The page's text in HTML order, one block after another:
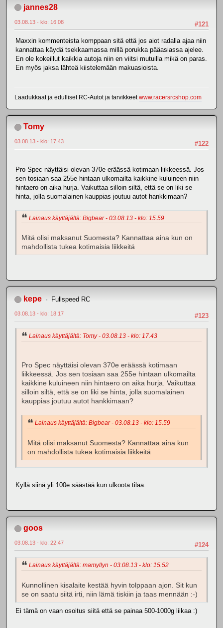
jannes28
#121
03.08.13 - klo: 16.08
Maxxin kommenteista komppaan sitä että jos aiot radalla ajaa niin
kannattaa käydä tsekkaamassa millä porukka pääasiassa ajelee.
En ole kokeillut kaikkia autoja niin en viitsi mutuilla mikä on paras.
En myös jaksa lähteä kiistelemään makuasioista.
Laadukkaat ja edulliset RC-Autot ja tarvikkeetwww.racersrcshop.com
Tomy
#122
03.08.13 - klo: 17.43
Pro Spec näyttäisi olevan 370e eräässä kotimaan liikkeessä. Jos
sen tosiaan saa 255e hintaan ulkomailta kaikkine kuluineen niin
hintaero on aika hurja. Vaikuttaa silloin siltä, että se on liki se
hinta, jolla suomalainen kauppias joutuu autot hankkimaan?
Lainaus käyttäjältä: Bigbear - 03.08.13 - klo: 15.59
Mitä olisi maksanut Suomesta? Kannattaa aina kun on
mahdollista tukea kotimaisia liikkeitä
kepe Fullspeed RC
#123
03.08.13 - klo: 18.17
Lainaus käyttäjältä: Tomy - 03.08.13 - klo: 17.43
Pro Spec näyttäisi olevan 370e eräässä kotimaan
liikkeessä. Jos sen tosiaan saa 255e hintaan ulkomailta
kaikkine kuluineen niin hintaero on aika hurja. Vaikuttaa
silloin siltä, että se on liki se hinta, jolla suomalainen
kauppias joutuu autot hankkimaan?
Lainaus käyttäjältä: Bigbear - 03.08.13 - klo: 15.59
Mitä olisi maksanut Suomesta? Kannattaa aina kun
on mahdollista tukea kotimaisia liikkeitä
Kyllä siinä yli 100e säästää kun ulkoota tilaa.
goos
#124
03.08.13 - klo: 22.47
Lainaus käyttäjältä: mamyllyn - 03.08.13 - klo: 15.52
Kunnollinen kisalaite kestää hyvin tolppaan ajon. Sit kun
se on saatu siitä irti, niin lämä tiskiin ja taas mennään :-)
Ei tämä on vaan osoitus siitä että se painaa 500-1000g liikaa :)